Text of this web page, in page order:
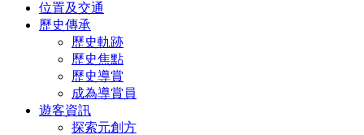
位置及交通
歷史傳承
歷史軌跡
歷史焦點
歷史導賞
成為導賞員
遊客資訊
探索元創方